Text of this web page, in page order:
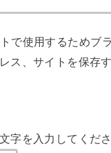
で使用するためブ
ス、サイトを保存す
字を入力してくださ